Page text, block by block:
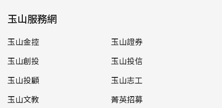
玉山服務網
玉山金控
玉山證券
玉山創投
玉山投信
玉山投顧
玉山志工
玉山文教
菁英招募